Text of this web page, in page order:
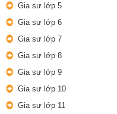
Gia sư lớp 5
Gia sư lớp 6
Gia sư lớp 7
Gia sư lớp 8
Gia sư lớp 9
Gia sư lớp 10
Gia sư lớp 11